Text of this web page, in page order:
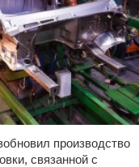
производство
связанной с